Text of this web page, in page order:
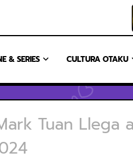
& SERIES CULTURA OTAKU
Tuan Llega